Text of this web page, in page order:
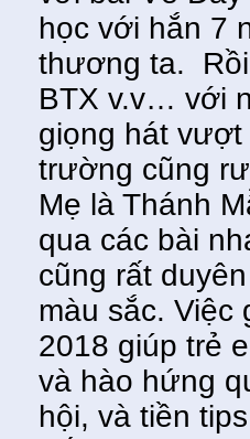
học với hắn 7
thương ta.
BTX v.v… với
giọng hát
trường cũng
Mẹ là Thánh
qua các bài
cũng rất
màu sắc. Việc
2018 giúp trẻ
và hào hứng
hội, và tiền